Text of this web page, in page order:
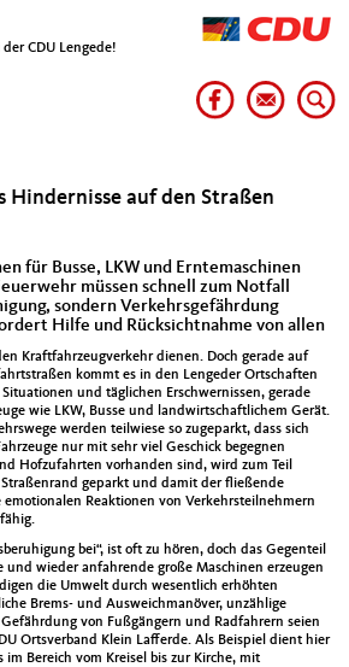
CDU Lengede!
Hindernisse auf den Straßen
für Busse, LKW und Erntemaschinen
müssen schnell zum Notfall
sondern Verkehrsgefährdung
Hilfe und Rücksichtnahme von allen
Kraftfahrzeugverkehr dienen. Doch gerade auf
kommt es in den Lengeder Ortschaften
und täglichen Erschwernissen, gerade
wie LKW, Busse und landwirtschaftlichem Gerät.
werden teilwiese so zugeparkt, dass sich
nur mit sehr viel Geschick begegnen
Hofzufahrten vorhanden sind, wird zum Teil
geparkt und damit der fließende
Reaktionen von Verkehrsteilnehmern
bei“, ist oft zu hören, doch das Gegenteil
und wieder anfahrende große Maschinen erzeugen
die Umwelt durch wesentlich erhöhten
Brems- und Ausweichmanöver, unzählige
von Fußgängern und Radfahrern seien
Ortsverband Klein Lafferde. Als Beispiel dient hier
im Bereich vom Kreisel bis zur Kirche, mit